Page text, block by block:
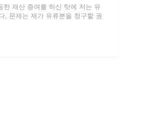
한 재산 증여를 하신 탓에 저는 유
, 문제는 제가 유류분을 청구할 권